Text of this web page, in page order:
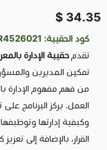
34.35 $
كود الحقيبة: ADMHR4526021
تقدمحقيبة الإدارة
تمكين المديرين
من فهم مفهوم الإدارة
العمل. يركز البرنامج
وكيفية إدارتها
القرار، بالإضافة إلى